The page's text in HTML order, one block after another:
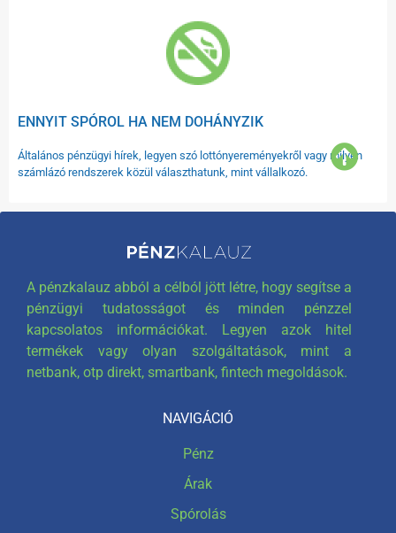
ENNYIT SPÓROL HA NEM DOHÁNYZIK
Általános pénzügyi hírek, legyen szó lottónyereményekről vagy milyen
számlázó rendszerek közül választhatunk, mint vállalkozó.
A pénzkalauz abból a célból jött létre, hogy segítse a
pénzügyi tudatosságot és minden pénzzel
kapcsolatos információkat. Legyen azok hitel
termékek vagy olyan szolgáltatások, mint a
netbank, otp direkt, smartbank, fintech megoldások.
NAVIGÁCIÓ
Pénz
Árak
Spórolás